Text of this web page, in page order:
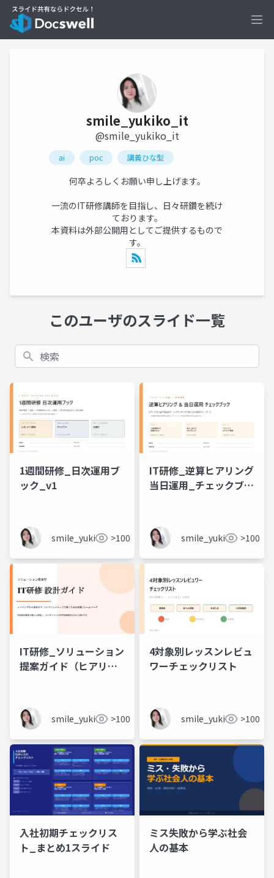
smile_yukiko_it
@smile_yukiko_it
ai poc 講義ひな型
何卒よろしくお願い申し上げます。
一流のIT研修講師を目指し、日々研鑽を続け
ております。
本資料は外部公開用としてご提供するもので
す。
このユーザのスライド一覧
検索
1週間研修_日次運用ブ
ック_v1
smile_yukiko_it>100
IT研修_逆算ヒアリング
当日運用_チェックブッ
smile_yukiko_it>100
IT研修_ソリューション
提案ガイド（ヒアリン
めの実践フレームワー
ク）_お客様の最終目標
から逆算し、オーダー
メイドの学習体験をゼ
ロから設計する_オレン
ジ白
smile_yukiko_it>100
4対象別レッスンレビュ
ワーチェックリスト
smile_yukiko_it>100
入社初期チェックリス
ト_まとめ1スライド
ミス失敗から学ぶ社会
人の基本